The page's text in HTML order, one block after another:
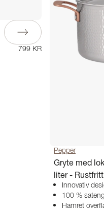
799 KR
Pepper
Gryte med
liter - Rustfritt
Innovativ
100 %
Hamret